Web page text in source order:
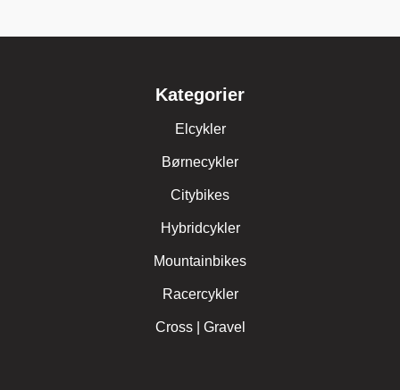
Kategorier
Elcykler
Børnecykler
Citybikes
Hybridcykler
Mountainbikes
Racercykler
Cross | Gravel